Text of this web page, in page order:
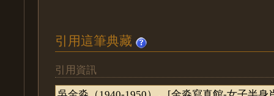
引用這筆典藏
引用資訊